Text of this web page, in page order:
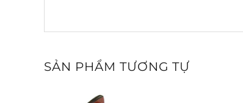
SẢN PHẨM TƯƠNG TỰ